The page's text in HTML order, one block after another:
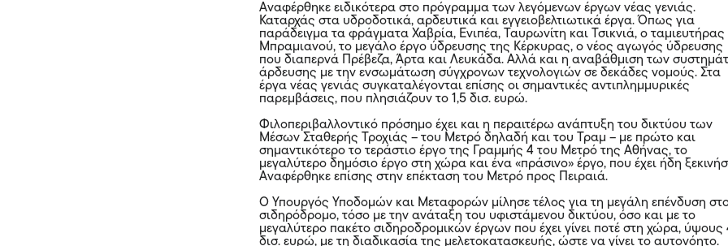
Αναφέρθηκε ειδικότερα στο πρόγραμμα των λεγόμενων έργων νέας γενιάς.
Καταρχάς στα υδροδοτικά, αρδευτικά και εγγειοβελτιωτικά έργα. Όπως για
παράδειγμα τα φράγματα Χαβρία, Ενιπέα, Ταυρωνίτη και Τσικνιά, o ταμιευτήρας
Μπραμιανού, το μεγάλο έργο ύδρευσης της Κέρκυρας, ο νέος αγωγός ύδρευσης
που διαπερνά Πρέβεζα, Άρτα και Λευκάδα. Αλλά και η αναβάθμιση των
άρδευσης με την ενσωμάτωση σύγχρονων τεχνολογιών σε δεκάδες νομούς. Στα
έργα νέας γενιάς συγκαταλέγονται επίσης οι σημαντικές αντιπλημμυρικές
παρεμβάσεις, που πλησιάζουν το 1,5 δισ. ευρώ.
Φιλοπεριβαλλοντικό πρόσημο έχει και η περαιτέρω ανάπτυξη του δικτύου των
Μέσων Σταθερής Τροχιάς – του Μετρό δηλαδή και του Τραμ – με πρώτο και
σημαντικότερο το τεράστιο έργο της Γραμμής 4 του Μετρό της Αθήνας, το
μεγαλύτερο δημόσιο έργο στη χώρα και ένα «πράσινο» έργο, που έχει ήδη
Αναφέρθηκε επίσης στην επέκταση του Μετρό προς Πειραιά.
Ο Υπουργός Υποδομών και Μεταφορών μίλησε τέλος για τη μεγάλη επένδυση
σιδηρόδρομο, τόσο με την ανάταξη του υφιστάμενου δικτύου, όσο και με το
μεγαλύτερο πακέτο σιδηροδρομικών έργων που έχει γίνει ποτέ στη χώρα, ύψους
δισ. ευρώ, με τη διαδικασία της μελετοκατασκευής, ώστε να γίνει το αυτονόητο.